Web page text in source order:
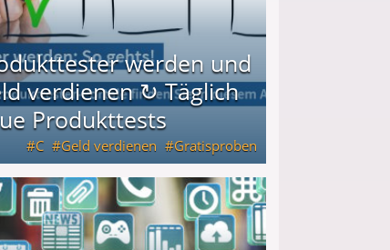
werden und
verdienen ↻ Täglich
Produkttests
C Geld verdienen Gratisproben
neue Produkttests